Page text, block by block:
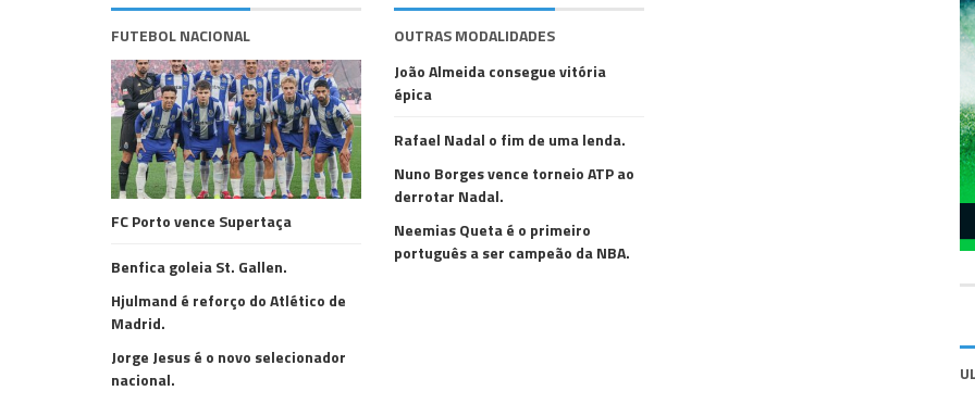
FUTEBOL NACIONAL
FC Porto vence Supertaça
Benfica goleia St. Gallen.
Hjulmand é reforço do Atlético de
Madrid.
Jorge Jesus é o novo selecionador
nacional.
OUTRAS MODALIDADES
João Almeida consegue vitória
épica
Rafael Nadal o fim de uma lenda.
Nuno Borges vence torneio ATP ao
derrotar Nadal.
Neemias Queta é o primeiro
português a ser campeão da NBA.